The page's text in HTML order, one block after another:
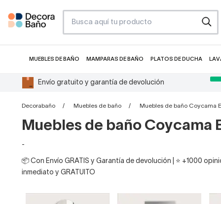
MUEBLES DE BAÑO MAMPARAS DE BAÑO PLATOS DE DUCHA
Envío gratuito y garantía de devolución
Decorabaño Muebles de baño Muebles de baño Coycama
Muebles de baño Coycama
-
📦 Con Envío GRATIS y Garantía de devolución | ⭐ +1000
inmediato y GRATUITO